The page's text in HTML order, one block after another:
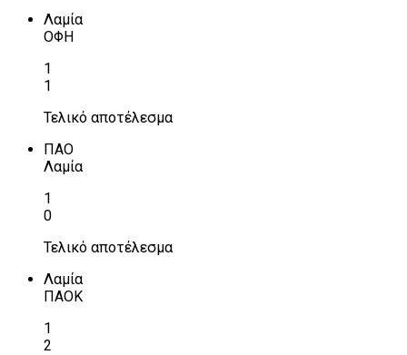
Λαμία
ΟΦΗ
1
1
Τελικό αποτέλεσμα
ΠΑΟ
Λαμία
1
0
Τελικό αποτέλεσμα
Λαμία
ΠΑΟΚ
1
2